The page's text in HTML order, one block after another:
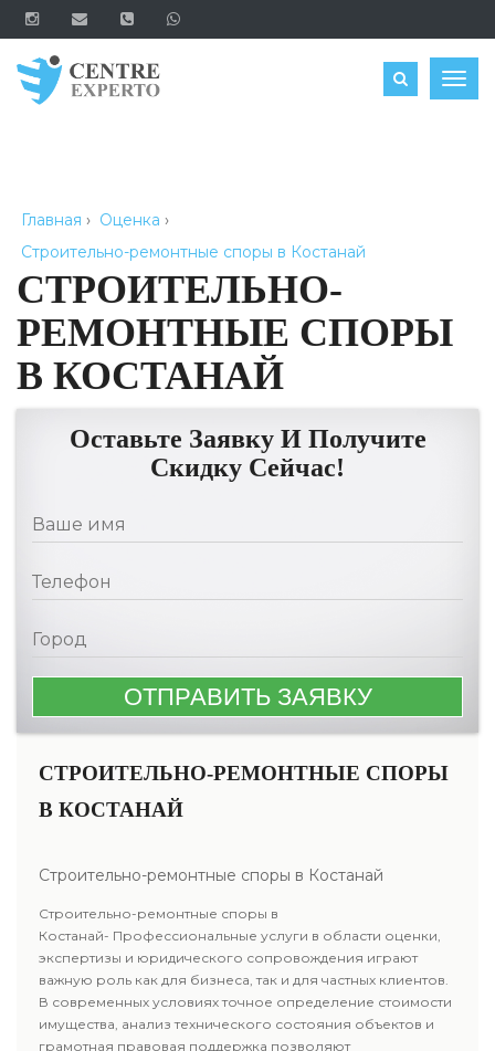
ЗАКАЗАТЬ
Главная › Оценка ›
Строительно-ремонтные споры в Костанай
СТРОИТЕЛЬНО-
РЕМОНТНЫЕ СПОРЫ
В КОСТАНАЙ
Оставьте Заявку И Получите
Скидку Сейчас!
СТРОИТЕЛЬНО-РЕМОНТНЫЕ СПОРЫ
В КОСТАНАЙ
Строительно-ремонтные споры в Костанай
Строительно-ремонтные споры в
Костанай- Профессиональные услуги в области оценки,
экспертизы и юридического сопровождения играют
важную роль как для бизнеса, так и для частных клиентов.
В современных условиях точное определение стоимости
имущества, анализ технического состояния объектов и
грамотная правовая поддержка позволяют